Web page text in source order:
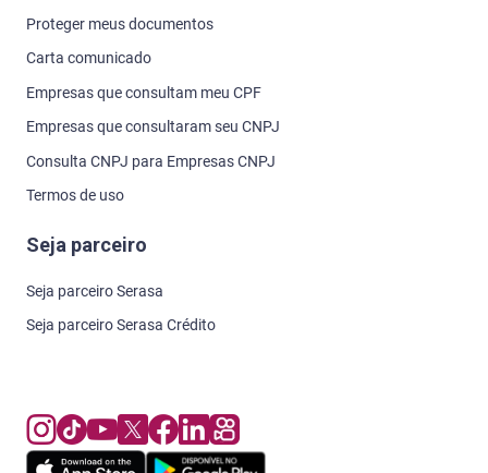
Proteger meus documentos
Carta comunicado
Empresas que consultam meu CPF
Empresas que consultaram seu CNPJ
Consulta CNPJ para Empresas CNPJ
Termos de uso
Seja parceiro
Seja parceiro Serasa
Seja parceiro Serasa Crédito